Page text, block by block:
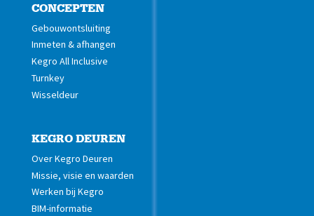
CONCEPTEN
Gebouwontsluiting
Inmeten & afhangen
Kegro All Inclusive
Turnkey
Wisseldeur
KEGRO DEUREN
Over Kegro Deuren
Missie, visie en waarden
Werken bij Kegro
BIM-informatie